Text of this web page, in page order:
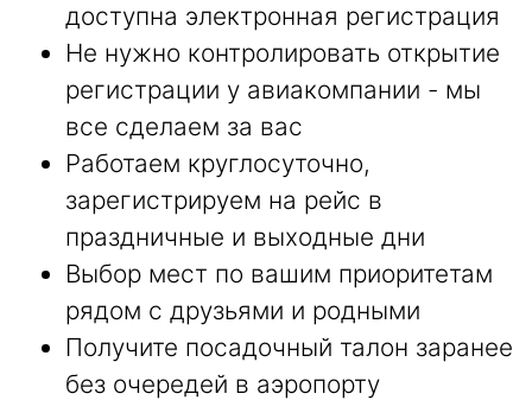
доступна электронная регистрация
Не нужно контролировать открытие
регистрации у авиакомпании - мы
все сделаем за вас
Работаем круглосуточно,
зарегистрируем на рейс в
праздничные и выходные дни
Выбор мест по вашим приоритетам
рядом с друзьями и родными
Получите посадочный талон заранее
без очередей в аэропорту